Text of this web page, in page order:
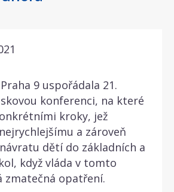
9 uspořádala 21.
konferenci, na které
kroky, jež
a zároveň
dětí do základních a
když vláda v tomto
zmatečná opatření.